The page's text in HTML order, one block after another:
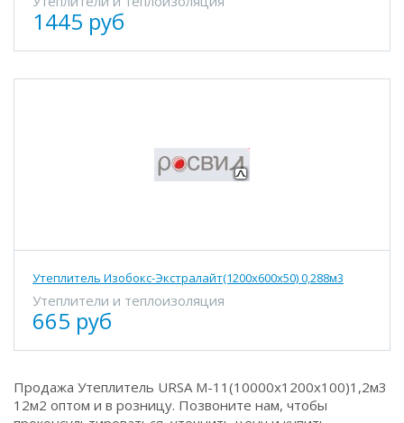
1445 руб
Утеплитель Изобокс-Экстралайт(1200х600х50) 0,288м3
Утеплители и теплоизоляция
665 руб
Продажа Утеплитель URSA М-11(10000х1200х100)1,2м3
12м2 оптом и в розницу. Позвоните нам, чтобы